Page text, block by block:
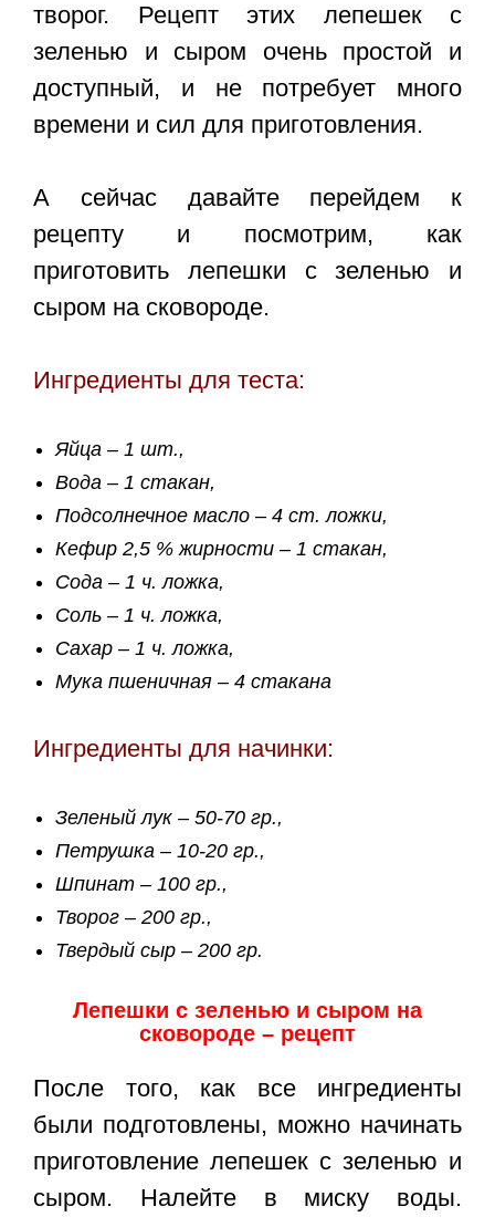
творог. Рецепт этих лепешек с
зеленью и сыром очень простой и
доступный, и не потребует много
времени и сил для приготовления.
А сейчас давайте перейдем к
рецепту и посмотрим, как
приготовить лепешки с зеленью и
сыром на сковороде.
Ингредиенты для теста:
Яйца – 1 шт.,
Вода – 1 стакан,
Подсолнечное масло – 4 ст. ложки,
Кефир 2,5 % жирности – 1 стакан,
Сода – 1 ч. ложка,
Соль – 1 ч. ложка,
Сахар – 1 ч. ложка,
Мука пшеничная – 4 стакана
Ингредиенты для начинки:
Зеленый лук – 50-70 гр.,
Петрушка – 10-20 гр.,
Шпинат – 100 гр.,
Творог – 200 гр.,
Твердый сыр – 200 гр.
Лепешки с зеленью и сыром на
сковороде – рецепт
После того, как все ингредиенты
были подготовлены, можно начинать
приготовление лепешек с зеленью и
сыром. Налейте в миску воды.